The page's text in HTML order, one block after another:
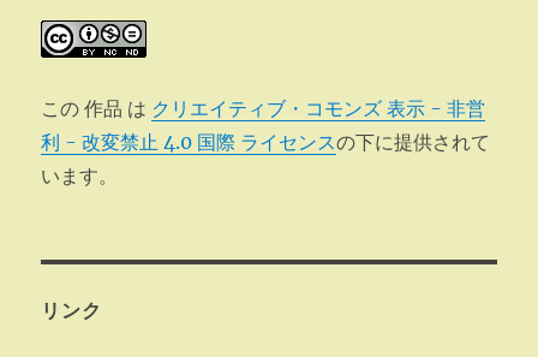
この 作品 は クリエイティブ・コモンズ 表示 - 非営
利 - 改変禁止 4.0 国際 ライセンスの下に提供されて
います。
リンク